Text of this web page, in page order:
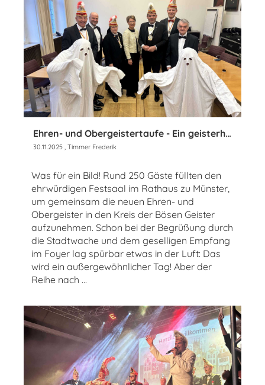
Ehren- und Obergeistertaufe - Ein geisterhaft guter Tag im Rathaus zu Münster
30.11.2025 , Timmer Frederik
Was für ein Bild! Rund 250 Gäste füllten den
ehrwürdigen Festsaal im Rathaus zu Münster,
um gemeinsam die neuen Ehren- und
Obergeister in den Kreis der Bösen Geister
aufzunehmen. Schon bei der Begrüßung durch
die Stadtwache und dem geselligen Empfang
im Foyer lag spürbar etwas in der Luft: Das
wird ein außergewöhnlicher Tag! Aber der
Reihe nach …